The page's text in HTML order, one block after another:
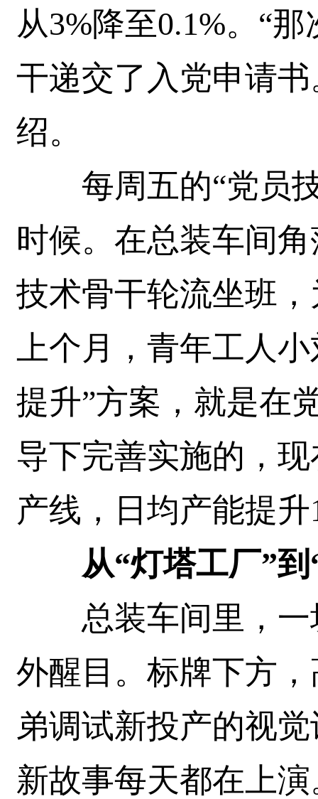
从3%降至0.1%。“
干递交了入党申请
绍。
每周五的“党员技
时候。在总装车间
技术骨干轮流坐班
上个月，青年工人
提升”方案，就是在
导下完善实施的，
产线，日均产能提升
从“灯塔工厂”
总装车间里，一
外醒目。标牌下方
弟调试新投产的视
新故事每天都在上